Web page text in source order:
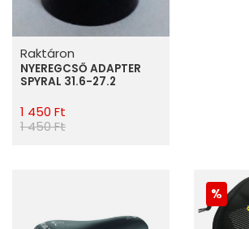
Raktáron
NYEREGCSŐ ADAPTER
SPYRAL 31.6-27.2
1 450 Ft
1 450 Ft